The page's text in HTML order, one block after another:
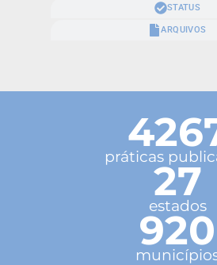
STATUS
ARQUIVOS
práticas
27
estados
920